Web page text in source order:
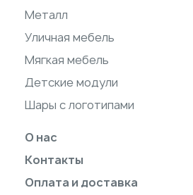
Металл
Уличная мебель
Мягкая мебель
Детские модули
Шары с логотипами
О нас
Контакты
Оплата и доставка